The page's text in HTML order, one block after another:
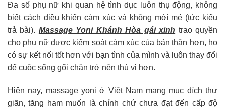
Đa số phụ nữ khi quan hệ tình dục luôn thụ động, không
biết cách điều khiển cảm xúc và không mới mẻ (tức kiểu
trả bài). Massage Yoni Khánh Hòa gái xinh trao quyền
cho phụ nữ được kiểm soát cảm xúc của bản thân hơn, họ
có sự kết nối tốt hơn với bạn tình của mình và luôn thay đổi
để cuộc sống gối chăn trở nên thú vị hơn.
Hiện nay, massage yoni ở Việt Nam mang mục đích thư
giãn, tăng ham muốn là chính chứ chưa đạt đến cấp độ